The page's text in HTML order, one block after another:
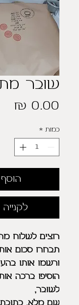
שובר
כמות *
רוצים לשלוח
תבחרו סכום
ורשמו אותו
הוסיפו ברכה
לשובר,
שם מלא, כתובת